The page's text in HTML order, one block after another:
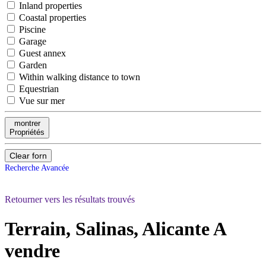
Inland properties
Coastal properties
Piscine
Garage
Guest annex
Garden
Within walking distance to town
Equestrian
Vue sur mer
montrer
Propriétés
Clear forn
Recherche Avancée
Retourner vers les résultats trouvés
Terrain, Salinas, AlicanteA
vendre